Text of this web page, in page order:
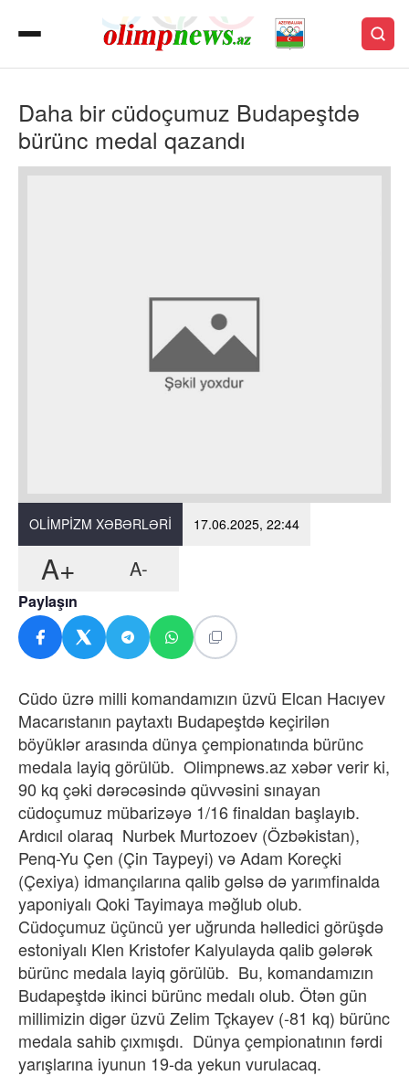
Daha bir cüdoçumuz Budapeştdə
bürünc medal qazandı
OLIMPIZM XƏBƏRLƏRI 17.06.2025, 22:44
A+ A-
Paylaşın
Cüdo üzrə milli komandamızın üzvü Elcan Hacıyev
Macarıstanın paytaxtı Budapeştdə keçirilən
böyüklər arasında dünya çempionatında bürünc
medala layiq görülüb. Olimpnews.az xəbər verir ki,
90 kq çəki dərəcəsində qüvvəsini sınayan
cüdoçumuz mübarizəyə 1/16 finaldan başlayıb.
Ardıcıl olaraq Nurbek Murtozoev (Özbəkistan),
Penq-Yu Çen (Çin Taypeyi) və Adam Koreçki
(Çexiya) idmançılarına qalib gəlsə də yarımfinalda
yaponiyalı Qoki Tayimaya məğlub olub.
Cüdoçumuz üçüncü yer uğrunda həlledici görüşdə
estoniyalı Klen Kristofer Kalyulayda qalib gələrək
bürünc medala layiq görülüb. Bu, komandamızın
Budapeştdə ikinci bürünc medalı olub. Ötən gün
millimizin digər üzvü Zelim Tçkayev (-81 kq) bürünc
medala sahib çıxmışdı. Dünya çempionatının fərdi
yarışlarına iyunun 19-da yekun vurulacaq.